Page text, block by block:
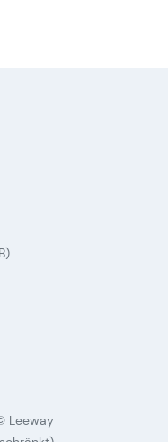
Leeway